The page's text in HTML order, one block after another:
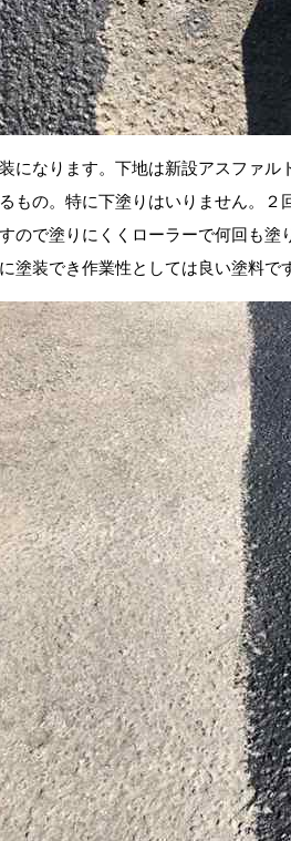
になります。下地は新設アスファ
もの。特に下塗りはいりません。
ので塗りにくくローラーで何回も
塗装でき作業性としては良い塗料で